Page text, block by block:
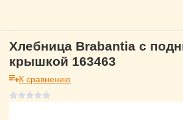
Хлебница Brabantia с
крышкой 163463
К сравнению